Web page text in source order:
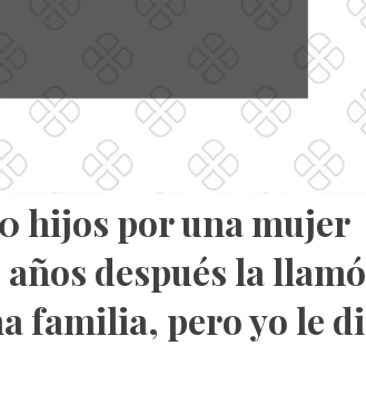
hijos por una mujer
después la llamó
familia, pero yo le di